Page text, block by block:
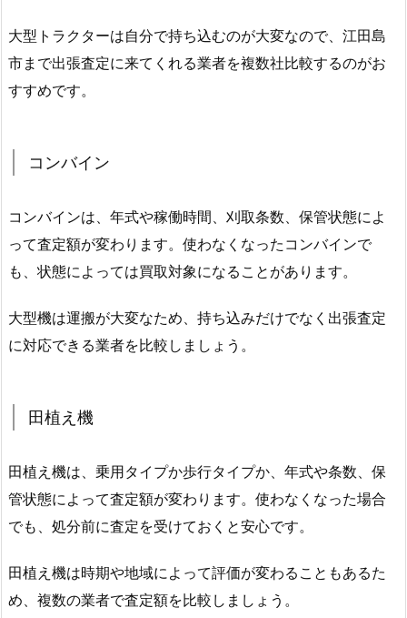
大型トラクターは自分で持ち込むのが大変なので、江田島
市まで出張査定に来てくれる業者を複数社比較するのがお
すすめです。
コンバイン
コンバインは、年式や稼働時間、刈取条数、保管状態によ
って査定額が変わります。使わなくなったコンバインで
も、状態によっては買取対象になることがあります。
大型機は運搬が大変なため、持ち込みだけでなく出張査定
に対応できる業者を比較しましょう。
田植え機
田植え機は、乗用タイプか歩行タイプか、年式や条数、保
管状態によって査定額が変わります。使わなくなった場合
でも、処分前に査定を受けておくと安心です。
田植え機は時期や地域によって評価が変わることもあるた
め、複数の業者で査定額を比較しましょう。